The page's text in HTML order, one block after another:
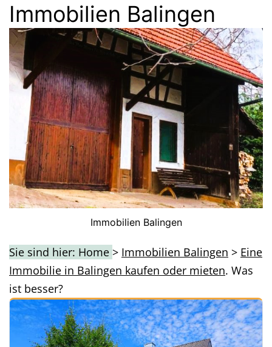
Immobilien Balingen
Immobilien Balingen
Sie sind hier: Home > Immobilien Balingen > Eine
Immobilie in Balingen kaufen oder mieten. Was
ist besser?